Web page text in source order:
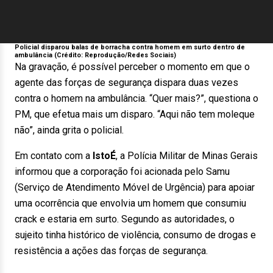
Policial disparou balas de borracha contra homem em surto dentro de
ambulância (Crédito: Reprodução/Redes Sociais)
Na gravação, é possível perceber o momento em que o
agente das forças de segurança dispara duas vezes
contra o homem na ambulância. “Quer mais?”, questiona o
PM, que efetua mais um disparo. “Aqui não tem moleque
não”, ainda grita o policial.
Em contato com a IstoÉ, a Polícia Militar de Minas Gerais
informou que a corporação foi acionada pelo Samu
(Serviço de Atendimento Móvel de Urgência) para apoiar
uma ocorrência que envolvia um homem que consumiu
crack e estaria em surto. Segundo as autoridades, o
sujeito tinha histórico de violência, consumo de drogas e
resistência a ações das forças de segurança.